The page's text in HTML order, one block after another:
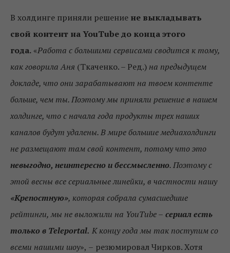
В холдинге приняли решение не выкладывать
свой контент на YouTube до конца этого
года. «Работа с большими сервисами сводится к тому,
как говорила Аня (Ткаченко. – Ред.) на предыдущем
докладе, что они зарабатывают на твоем контенте
больше, чем ты. Поэтому мы приняли решение в нашем
холдинге, что с начала года продукты трех наших
каналов будут удалены. В мире большие медиахолдинги
не размещают там свой контент, потому что это
невыгодно, неинтересно и бессмысленно. Поэтому с
этой весны все сериальные линейки, в частности нашу
«Крепостную», которая собрала сумасшедшие
рейтинги, мы не выложили на YouTube – сериал есть
только в Teleportal. К концу года мы так поступим со
всеми нашими шоу», – резюмировал Чирков. Хотя